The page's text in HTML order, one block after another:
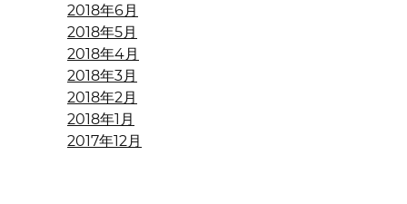
2018年6月
2018年5月
2018年4月
2018年3月
2018年2月
2018年1月
2017年12月